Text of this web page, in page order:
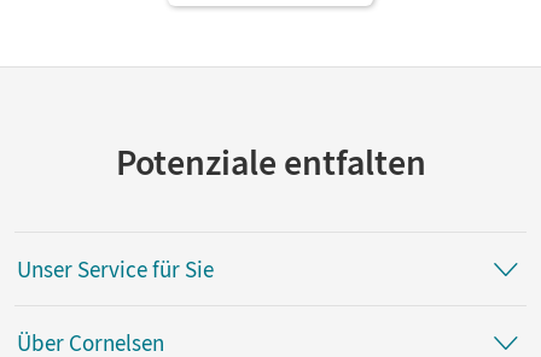
Potenziale entfalten
Unser Service für Sie
Über Cornelsen